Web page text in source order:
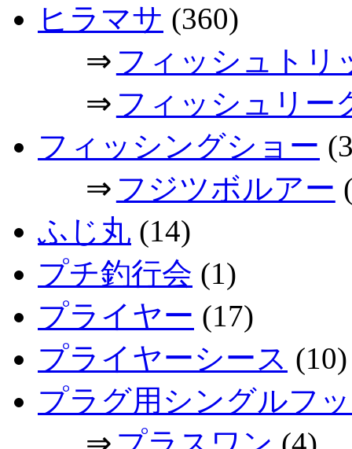
ヒラマサ (360)
⇒ フィッシュトリ
⇒ フィッシュリー
フィッシングショー
⇒ フジツボルアー
ふじ丸 (14)
プチ釣行会 (1)
プライヤー (17)
プライヤーシース (10)
プラグ用シングルフ